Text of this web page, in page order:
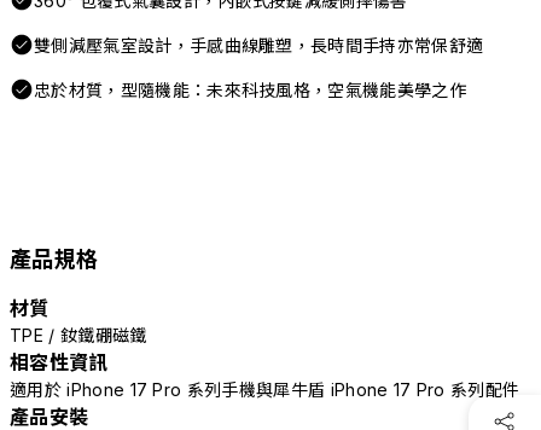
雙側減壓氣室設計，手感曲線雕塑，長時間手持亦常保舒適
忠於材質，型隨機能：未來科技風格，空氣機能美學之作
產品規格
材質
TPE / 釹鐵硼磁鐵
相容性資訊
適用於 iPhone 17 Pro 系列手機與犀牛盾 iPhone 17 Pro 系列配件
產品安裝